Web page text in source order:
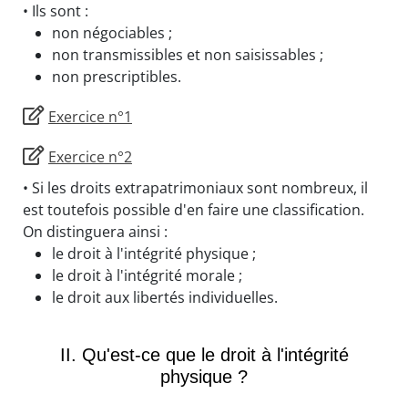
• Ils sont :
non négociables ;
non transmissibles et non saisissables ;
non prescriptibles.
Exercice n°1
Exercice n°2
• Si les droits extrapatrimoniaux sont nombreux, il
est toutefois possible d'en faire une classification.
On distinguera ainsi :
le droit à l'intégrité physique ;
le droit à l'intégrité morale ;
le droit aux libertés individuelles.
II. Qu'est-ce que le droit à l'intégrité
physique ?